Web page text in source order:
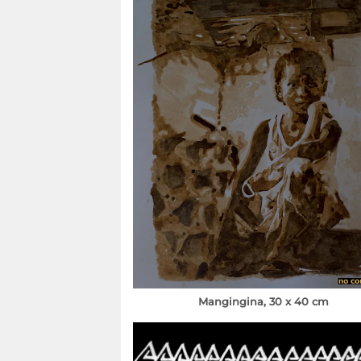
Mangingina, 30 x 40 cm